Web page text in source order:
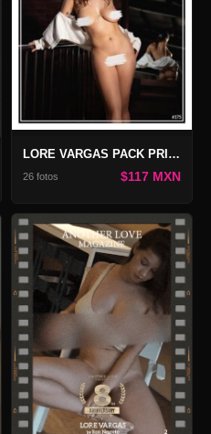
LORE VARGAS PACK PRIVATE PHOTOS #175
26 fotos $117 MXN